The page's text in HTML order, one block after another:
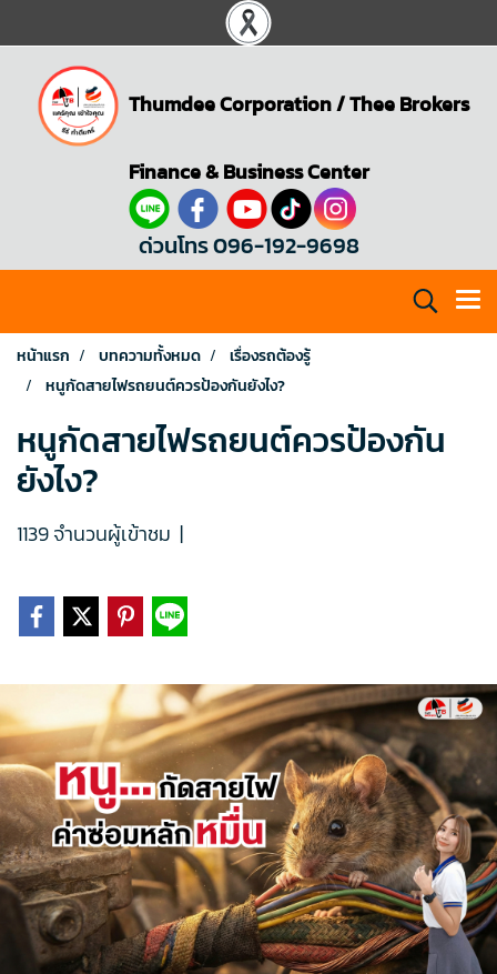
Thumdee Corporation/Thee Brokers
Finance & Business Center
ด่วนโทร 096-192-9698
หน้าแรก บทความทั้งหมด
เรื่องรถต้องรู้
หนูกัดสายไฟรถยนต์ควรป้องกันยังไง?
หนูกัดสายไฟรถยนต์ควรป้องกัน
ยังไง?
1139 จำนวนผู้เข้าชม |